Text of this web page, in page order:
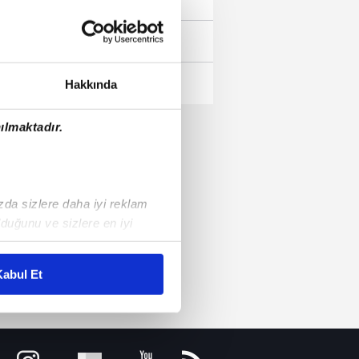
Hakkında
sizlere daha iyi reklam
ve sizlere en iyi
karşılamak
kullanılmaktadır. Bu
Et
--